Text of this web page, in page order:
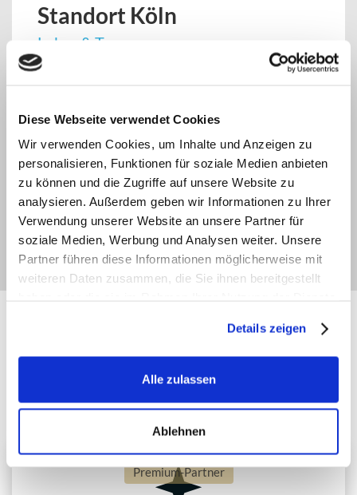
Diese Webseite verwendet Cookies
Wir verwenden Cookies, um Inhalte und Anzeigen zu
personalisieren, Funktionen für soziale Medien anbieten
zu können und die Zugriffe auf unsere Website zu
analysieren. Außerdem geben wir Informationen zu Ihrer
Verwendung unserer Website an unsere Partner für
soziale Medien, Werbung und Analysen weiter. Unsere
Partner führen diese Informationen möglicherweise mit
weiteren Daten zusammen, die Sie ihnen bereitgestellt
Details zeigen
Alle zulassen
Ablehnen
Standort Köln
Lukas & Team
STANDORT KÖLN
Lukas Sepp
Reichhofstraße 6
87647 Unterthingau
Mail:lukas@balltastic-kurse.de
Tel:0049-159 084 57087
PREMIUM-PARTNER
Premium-Partner